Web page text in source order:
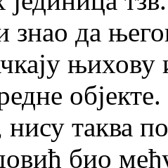
знао да
таква
био